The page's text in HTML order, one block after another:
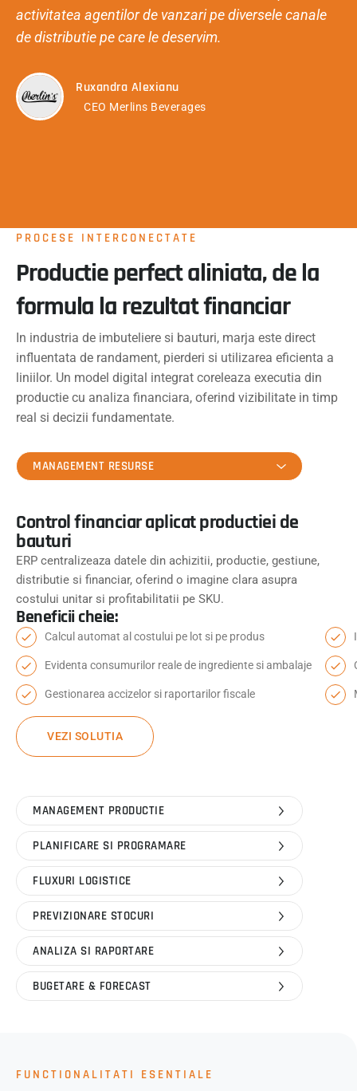
activitatea agentilor de vanzari pe diversele canale
de distributie pe care le deservim.
Ruxandra Alexianu
CEO Merlins Beverages
PROCESE INTERCONECTATE
Productie perfect aliniata, de la
formula la rezultat financiar
In industria de imbuteliere si bauturi, marja este direct
influentata de randament, pierderi si utilizarea eficienta a
liniilor. Un model digital integrat coreleaza executia din
productie cu analiza financiara, oferind vizibilitate in timp
real si decizii fundamentate.
MANAGEMENT RESURSE
MANAGEMENT PRODUCTIE
PLANIFICARE SI PROGRAMARE
FLUXURI LOGISTICE
PREVIZIONARE STOCURI
ANALIZA SI RAPORTARE
BUGETARE & FORECAST
Control financiar aplicat productiei de
bauturi
ERP centralizeaza datele din achizitii, productie, gestiune,
distributie si financiar, oferind o imagine clara asupra
costului unitar si profitabilitatii pe SKU.
Beneficii cheie:
Calcul automat al costului pe lot si pe produs
Evidenta consumurilor reale de ingrediente si ambalaje
Gestionarea accizelor si raportarilor fiscale
VEZI SOLUTIA
FUNCTIONALITATI ESENTIALE